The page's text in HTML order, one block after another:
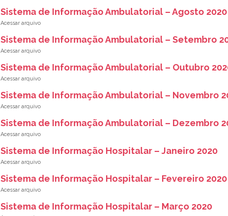
Sistema de Informação Ambulatorial – Agosto 2020
Sistema de Informação Ambulatorial – Setembro
Sistema de Informação Ambulatorial – Outubro
Sistema de Informação Ambulatorial – Novembro
Sistema de Informação Ambulatorial – Dezembro
Sistema de Informação Hospitalar – Janeiro 2020
Sistema de Informação Hospitalar – Fevereiro 2020
Sistema de Informação Hospitalar – Março 2020